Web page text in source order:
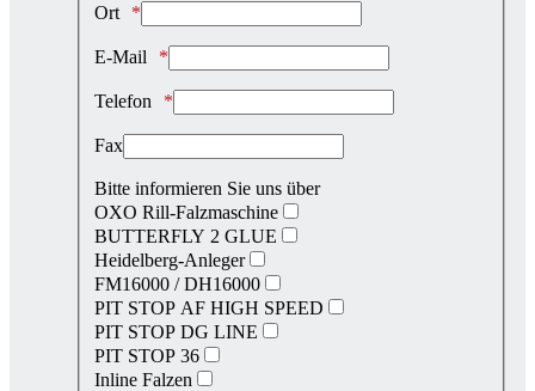
Ort
E-Mail
Telefon
Fax
Bitte informieren Sie uns über
OXO Rill-Falzmaschine
BUTTERFLY 2 GLUE
Heidelberg-Anleger
FM16000 / DH16000
PIT STOP AF HIGH SPEED
PIT STOP DG LINE
PIT STOP 36
Inline Falzen